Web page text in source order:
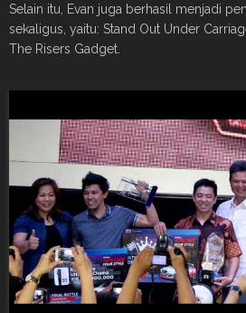
Selain itu, Evan juga berhasil menjadi
sekaligus, yaitu: Stand Out Under
The Risers Gadget.